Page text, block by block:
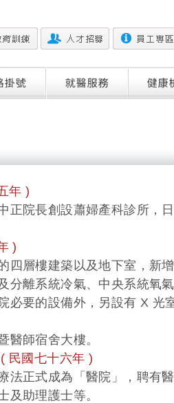
年 )
院長創設蕭婦產科診所，
)
層樓建築以及地下室，新
離系統冷氣、中央系統氧
要的設備外，另設有 X 光
醫師宿舍大樓。
民國七十六年 )
正式成為「醫院」，聘有
及助理護士等。